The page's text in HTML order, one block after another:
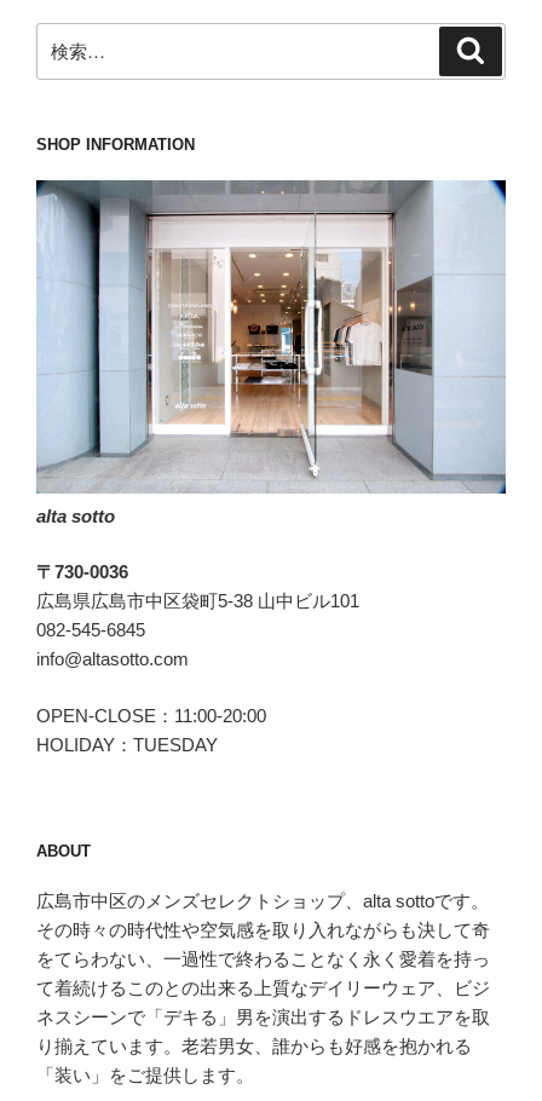
ケ
ッ
ト
王
と
呼
べ
LARDINI(ラ
ル
ー
ニ)
の
ー
マ)”
の
索:
SHOP INFORMATION
alta sotto
〒730-0036
広島県広島市中区袋町5-38 山中ビル101
082-545-6845
info@altasotto.com
OPEN-CLOSE：11:00-20:00
HOLIDAY：TUESDAY
ABOUT
広島市中区のメンズセレクトショップ、alta sottoです。
その時々の時代性や空気感を取り入れながらも決して奇
をてらわない、一過性で終わることなく永く愛着を持っ
て着続けるこのとの出来る上質なデイリーウェア、ビジ
ネスシーンで「デキる」男を演出するドレスウエアを取
り揃えています。老若男女、誰からも好感を抱かれる
「装い」をご提供します。